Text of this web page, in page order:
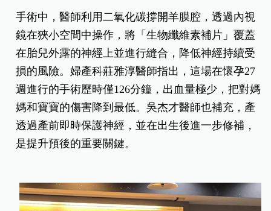
手術中，醫師利用二氧化碳撐開羊膜腔，透過內視
鏡在狹小空間中操作，將「生物纖維素補片」覆蓋
在胎兒外露的神經上並進行縫合，降低神經持續受
損的風險。婦產科莊雅淳醫師指出，這場在懷孕27
週進行的手術歷時僅126分鐘，出血量極少，把對媽
媽和寶寶的傷害降到最低。吳杰才醫師也補充，產
透過產前即時保護神經，並在出生後進一步修補，
是提升預後的重要關鍵。